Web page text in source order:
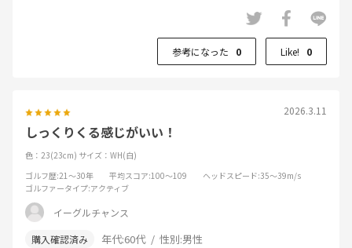
参考になった 0 Like! 0
2026.3.11
しっくりくる感じがいい！
色：23(23cm) サイズ：WH(白)
ゴルフ歴:21～30年 平均スコア:100～109 ヘッドスピード:35～39m/s
ゴルファータイプ:アクティブ
イーグルチャンス
年代:60代 性別:男性